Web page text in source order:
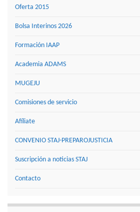
Oferta 2015
Bolsa Interinos 2026
Formación IAAP
Academia ADAMS
MUGEJU
Comisiones de servicio
Afíliate
CONVENIO STAJ-PREPAROJUSTICIA
Suscripción a noticias STAJ
Contacto